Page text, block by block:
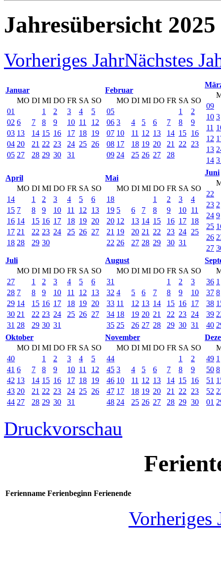
Jahresübersicht 2025
Vorheriges JahrNächstes
Januar
MO DI MI DO FR SA SO
01
1 2 3 4
5
02 6 7 8 9 10 11
12
03 13 14 15 16 17 18 19
04 20 21 22 23 24 25 26
05 27 28 29 30 31
Februar
MO DI MI DO FR SA SO
05
1
2
06 3 4 5 6 7 8
9
07 10 11 12 13 14 15 16
08 17 18 19 20 21 22
23
09 24 25 26 27 28
09
10 3
11
12
13
14
April
MO DI MI DO FR SA SO
14
1 2 3 4 5
6
15 7 8 9 10 11 12
13
16 14 15 16 17 18 19 20
17 21 22 23 24 25 26 27
18 28 29 30
Mai
MO DI MI DO FR SA SO
18
1 2 3
4
19 5 6 7 8 9 10 11
20 12 13 14 15 16 17 18
21 19 20 21 22 23 24 25
22 26 27 28 29 30 31
Juni
22
23 2
24 9
25
26
27
Juli
MO DI MI DO FR SA SO
27
1 2 3 4 5
6
28 7 8 9 10 11 12
13
29 14 15 16 17 18 19 20
30 21 22 23 24 25 26 27
31 28 29 30 31
August
MO DI MI DO FR SA SO
31
1 2
3
32 4 5 6 7 8 9
10
33 11 12 13 14 15 16 17
34 18 19 20 21 22 23 24
35 25 26 27 28 29 30 31
36 1
37 8
38
39
40
Oktober
MO DI MI DO FR SA SO
40
1 2 3 4
5
41 6 7 8 9 10 11
12
42 13 14 15 16 17 18 19
43 20 21 22 23 24 25 26
44 27 28 29 30 31
November
MO DI MI DO FR SA SO
44
1
2
45 3 4 5 6 7 8
9
46 10 11 12 13 14 15 16
47 17 18 19 20 21 22
23
48 24 25 26 27 28 29 30
49 1
50 8
51
52
01
Druckvorschau
Ferienname Ferienbeginn Ferienende
Vorheriges